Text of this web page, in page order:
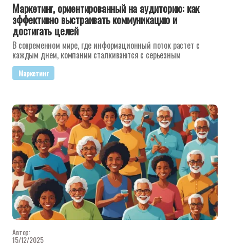
Маркетинг, ориентированный на аудиторию: как
эффективно выстраивать коммуникацию и
достигать целей
В современном мире, где информационный поток растет с
каждым днем, компании сталкиваются с серьезным
Маркетинг
Автор:
15/12/2025